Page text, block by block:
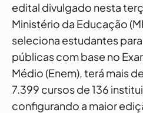
edital divulgado nesta
Ministério da Educação
seleciona estudantes
públicas com base no
Médio (Enem), terá mais
7.399 cursos de 136
configurando a maior